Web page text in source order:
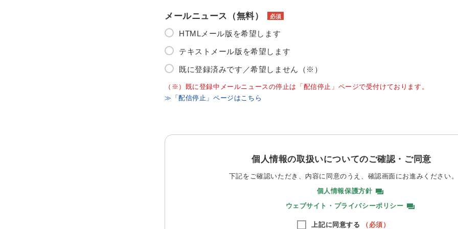
メールニュース（無料） 必須
HTMLメール版を希望します
テキストメール版を希望します
既に登録済みです／希望しません（※）
（※）既に登録中メールニュースの停止は「配信停止」ページで受付けております。
≫「配信停止」ページはこちら
個人情報の取扱いについてのご確認・ご同意
下記をご確認いただき、内容に同意のうえ、 確認画面にお進みください。
個人情報保護方針
ウェブサイト・プライバシーポリシー
上記に同意する （必須）